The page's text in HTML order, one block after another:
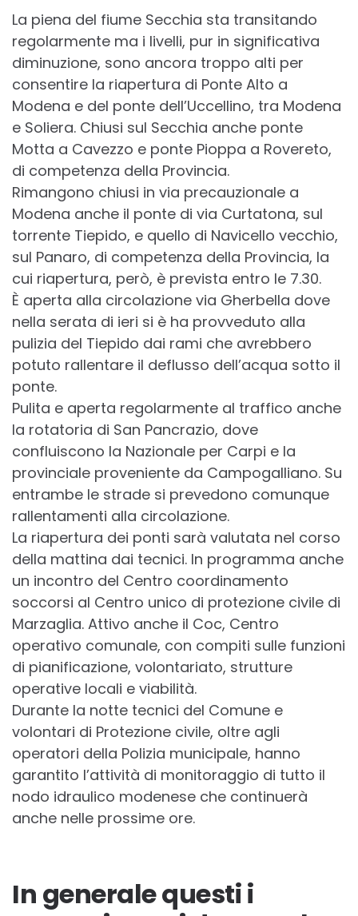
La piena del fiume Secchia sta transitando
regolarmente ma i livelli, pur in significativa
diminuzione, sono ancora troppo alti per
consentire la riapertura di Ponte Alto a
Modena e del ponte dell’Uccellino, tra Modena
e Soliera. Chiusi sul Secchia anche ponte
Motta a Cavezzo e ponte Pioppa a Rovereto,
di competenza della Provincia.
Rimangono chiusi in via precauzionale a
Modena anche il ponte di via Curtatona, sul
torrente Tiepido, e quello di Navicello vecchio,
sul Panaro, di competenza della Provincia, la
cui riapertura, però, è prevista entro le 7.30.
È aperta alla circolazione via Gherbella dove
nella serata di ieri si è ha provveduto alla
pulizia del Tiepido dai rami che avrebbero
potuto rallentare il deflusso dell’acqua sotto il
ponte.
Pulita e aperta regolarmente al traffico anche
la rotatoria di San Pancrazio, dove
confluiscono la Nazionale per Carpi e la
provinciale proveniente da Campogalliano. Su
entrambe le strade si prevedono comunque
rallentamenti alla circolazione.
La riapertura dei ponti sarà valutata nel corso
della mattina dai tecnici. In programma anche
un incontro del Centro coordinamento
soccorsi al Centro unico di protezione civile di
Marzaglia. Attivo anche il Coc, Centro
operativo comunale, con compiti sulle funzioni
di pianificazione, volontariato, strutture
operative locali e viabilità.
Durante la notte tecnici del Comune e
volontari di Protezione civile, oltre agli
operatori della Polizia municipale, hanno
garantito l’attività di monitoraggio di tutto il
nodo idraulico modenese che continuerà
anche nelle prossime ore.
In generale questi i